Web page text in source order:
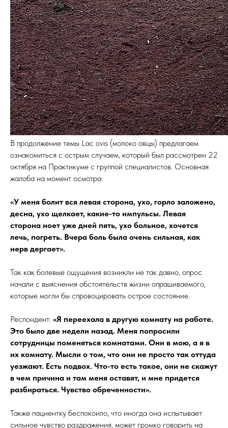
В продолжение темы Lac ovis (молоко овцы) предлагаем
ознакомиться с острым случаем, который был рассмотрен 22
октября на Практикуме с группой специалистов. Основная
жалоба на момент осмотра:
«У меня болит вся левая сторона, ухо, горло заложено,
десна, ухо щелкает, какие-то импульсы. Левая
сторона ноет уже дней пять, ухо больное, хочется
лечь, погреть. Вчера боль была очень сильная, как
нерв дергает».
Так как болевые ощущения возникли не так давно, опрос
начали с выяснения обстоятельств жизни опрашиваемого,
которые могли бы спровоцировать острое состояние.
Респондент: «Я переехала в другую комнату на работе.
Это было две недели назад. Меня попросили
сотрудницы поменяться комнатами. Они в мою, а я в
их комнату. Мысли о том, что они не просто так оттуда
уезжают. Есть подвох. Что-то есть такое, они не скажут
в чем причина и там меня оставят, и мне придется
разбираться. Чувство обреченности».
Также пациентку беспокоило, что иногда она испытывает
сильное чувство раздражения, может громко говорить на